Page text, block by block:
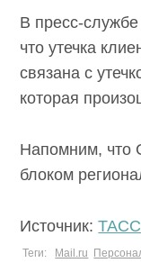
В пресс-
что утечка
связана с
которая
Напомним, что
блоком
Источник:ТАСС
Теги: Mail.ru